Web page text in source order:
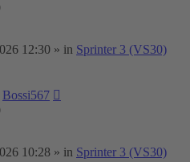
12:30 » in Sprinter 3 (VS30)
Bossi567
10:28 » in Sprinter 3 (VS30)